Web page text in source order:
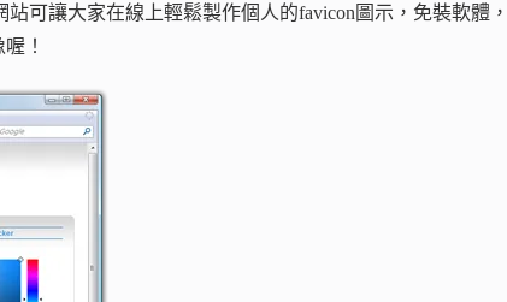
站可讓大家在線上輕鬆製作個人的favicon圖示，免裝軟體，
！